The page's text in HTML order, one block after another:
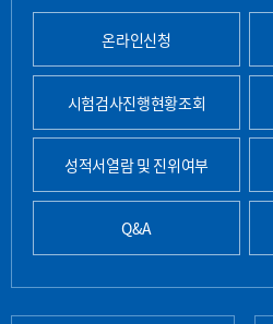
온라인신청
시험검사진행현황조회
성적서열람 및 진위여부
Q&A